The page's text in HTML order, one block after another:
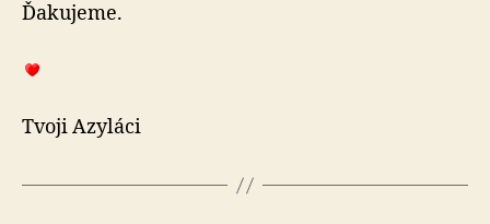
Ďakujeme.
Tvoji Azyláci